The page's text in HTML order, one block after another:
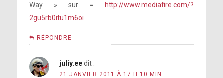
Way » sur =http://www.mediafire.com/?
2gu5rb0itu1m6oi
RÉPONDRE
juliy.ee dit :
21 JANVIER 2011 À 17 H 10 MIN